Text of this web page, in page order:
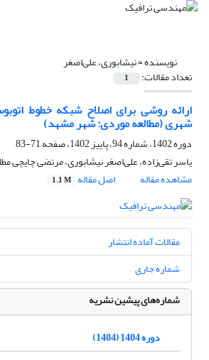
نویسنده =نیشابوری، علی‌اصغر
تعداد مقالات: 1
ارائه روشی برای اصلاح شبکه خطوط
شهری (مطالعه موردی: شهر مشهد)
دوره 1402، شماره 94، پاییز 1402، صفحه
71-83
یاسر تقی‌زاده، علی‌اصغر نیشابوری، مرتضی
مشاهده مقاله
اصل مقاله 1.1 M
مقالات آماده انتشار
شماره جاری
شماره‌های پیشین نشریه
دوره 1404 (1404)